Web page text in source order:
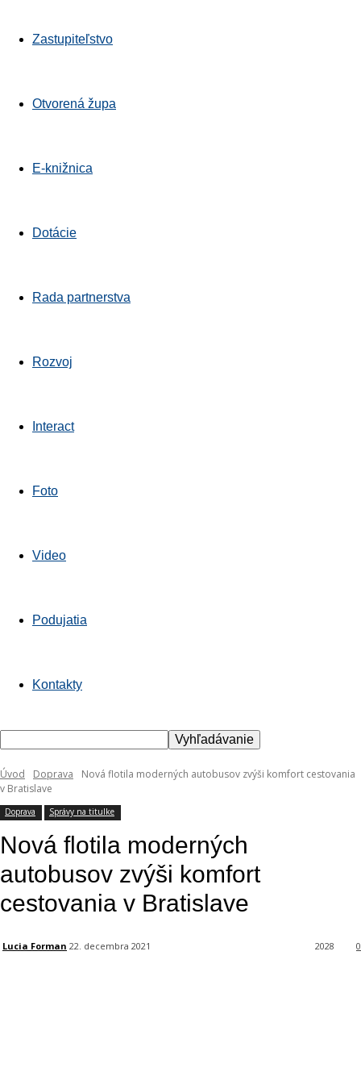
Zastupiteľstvo
Otvorená župa
E-knižnica
Dotácie
Rada partnerstva
Rozvoj
Interact
Foto
Video
Podujatia
Kontakty
Úvod Doprava
Nová flotila moderných autobusov zvýši komfort cestovania
v Bratislave
Doprava Správy na titulke
Nová flotila moderných
autobusov zvýši komfort
cestovania v Bratislave
Lucia Forman 22. decembra 2021 0
2028